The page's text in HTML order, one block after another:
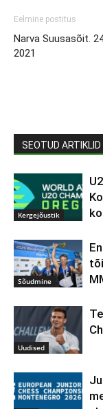
Eelmine postitus
Narva Suusasõit.
2021
SEOTUD ARTIKLID
Kergejõustik
Sõudmine
Uudised